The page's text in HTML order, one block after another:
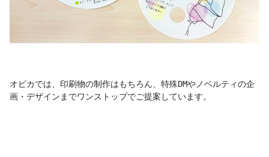
オピカでは、印刷物の制作はもちろん、特殊DMやノベルティの企
画・デザインまでワンストップでご提案しています。